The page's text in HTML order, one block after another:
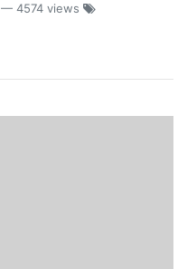
— 4574 views